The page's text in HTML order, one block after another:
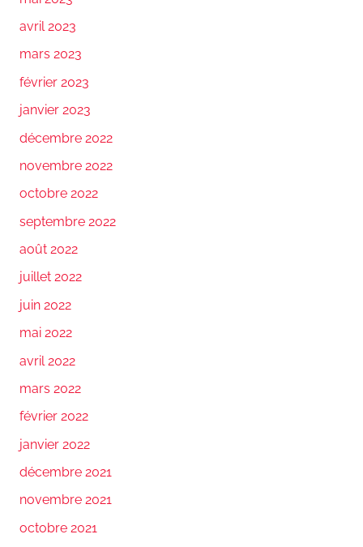
avril 2023
mars 2023
février 2023
janvier 2023
décembre 2022
novembre 2022
octobre 2022
septembre 2022
août 2022
juillet 2022
juin 2022
mai 2022
avril 2022
mars 2022
février 2022
janvier 2022
décembre 2021
novembre 2021
octobre 2021